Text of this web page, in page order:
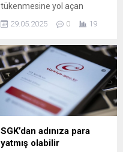
tükenmesine yol açan
güncellemeyi indirenlerin
dayanıyor...
29.05.2025 0 19
SGK’dan adınıza para
yatmış olabilir